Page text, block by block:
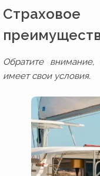
Обратите
имеет свои условия.